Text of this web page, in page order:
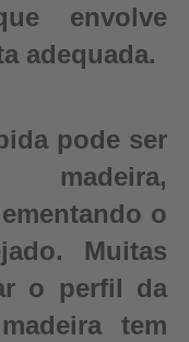
envolve
adequada.
pode ser
o
Muitas
o perfil da
tem